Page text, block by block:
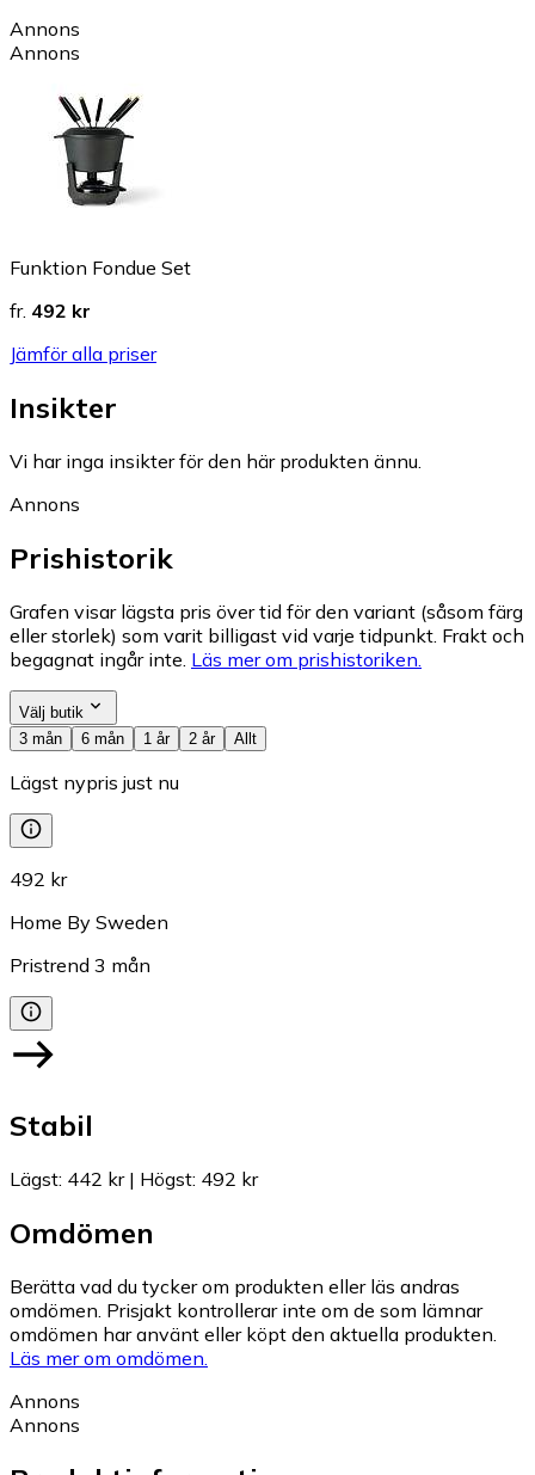
Annons
Annons
Funktion Fondue Set
fr. 492 kr
Jämför alla priser
Insikter
Vi har inga insikter för den här produkten ännu.
Annons
Prishistorik
Grafen visar lägsta pris över tid för den variant (såsom färg
eller storlek) som varit billigast vid varje tidpunkt. Frakt och
begagnat ingår inte. Läs mer om prishistoriken.
Välj butik
3 mån
6 mån 1 år 2 år Allt
Lägst nypris just nu
492 kr
Home By Sweden
Pristrend 3 mån
Stabil
Lägst: 442 kr| Högst: 492 kr
Omdömen
Berätta vad du tycker om produkten eller läs andras
omdömen. Prisjakt kontrollerar inte om de som lämnar
omdömen har använt eller köpt den aktuella produkten.
Läs mer om omdömen.
Annons
Annons